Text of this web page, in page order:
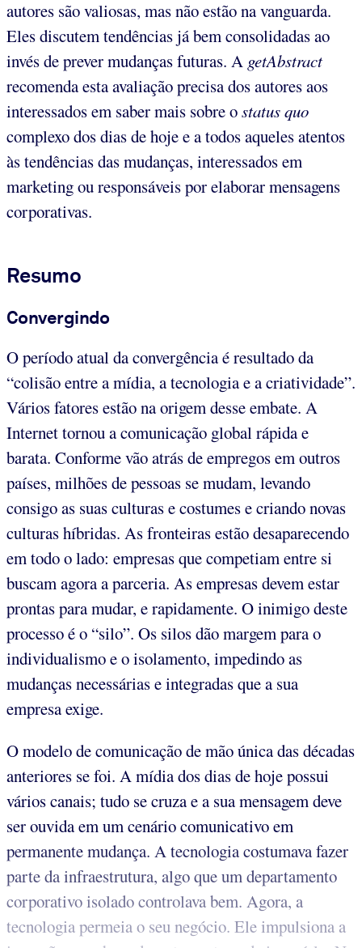
autores são valiosas, mas não estão na vanguarda.
Eles discutem tendências já bem consolidadas ao
invés de prever mudanças futuras. A getAbstract
recomenda esta avaliação precisa dos autores aos
interessados em saber mais sobre ostatus quo
complexo dos dias de hoje e a todos aqueles atentos
às tendências das mudanças, interessados em
marketing ou responsáveis por elaborar mensagens
corporativas.
Resumo
Convergindo
O período atual da convergência é resultado da
“colisão entre a mídia, a tecnologia e a criatividade”.
Vários fatores estão na origem desse embate. A
Internet tornou a comunicação global rápida e
barata. Conforme vão atrás de empregos em outros
países, milhões de pessoas se mudam, levando
consigo as suas culturas e costumes e criando novas
culturas híbridas. As fronteiras estão desaparecendo
em todo o lado: empresas que competiam entre si
buscam agora a parceria. As empresas devem estar
prontas para mudar, e rapidamente. O inimigo deste
processo é o “silo”. Os silos dão margem para o
individualismo e o isolamento, impedindo as
mudanças necessárias e integradas que a sua
empresa exige.
O modelo de comunicação de mão única das décadas
anteriores se foi. A mídia dos dias de hoje possui
vários canais; tudo se cruza e a sua mensagem deve
ser ouvida em um cenário comunicativo em
permanente mudança. A tecnologia costumava fazer
parte da infraestrutura, algo que um departamento
corporativo isolado controlava bem. Agora, a
tecnologia permeia o seu negócio. Ele impulsiona a